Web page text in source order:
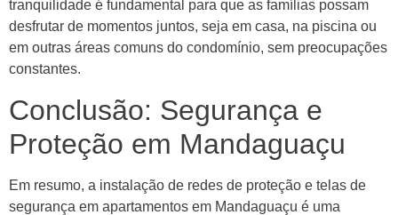
tranquilidade é fundamental para que as famílias possam
desfrutar de momentos juntos, seja em casa, na piscina ou
em outras áreas comuns do condomínio, sem preocupações
constantes.
Conclusão: Segurança e
Proteção em Mandaguaçu
Em resumo, a instalação de redes de proteção e telas de
segurança em apartamentos em Mandaguaçu é uma